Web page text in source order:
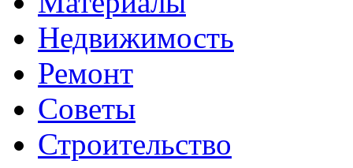
Недвижимость
Ремонт
Советы
Строительство